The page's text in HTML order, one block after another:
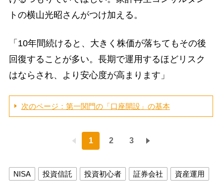
トの横山光昭さんがつけ加える。
「10年間続けると、大きく株価が落ちてもその後
回復することが多い。長期で運用するほどリスク
はならされ、より安心度が高まります」
次のページ：第一関門の「口座開設」の基本
1 2 3
NISA 投資信託 投資初心者 証券会社 資産運用